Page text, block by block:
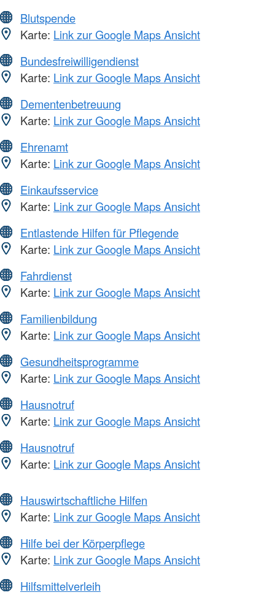
Blutspende
Karte: Link zur Google Maps Ansicht
Bundesfreiwilligendienst
Karte: Link zur Google Maps Ansicht
Dementenbetreuung
Karte: Link zur Google Maps Ansicht
Ehrenamt
Karte: Link zur Google Maps Ansicht
Einkaufsservice
Karte: Link zur Google Maps Ansicht
Entlastende Hilfen für Pflegende
Karte: Link zur Google Maps Ansicht
Fahrdienst
Karte: Link zur Google Maps Ansicht
Familienbildung
Karte: Link zur Google Maps Ansicht
Gesundheitsprogramme
Karte: Link zur Google Maps Ansicht
Hausnotruf
Karte: Link zur Google Maps Ansicht
Hausnotruf
Karte: Link zur Google Maps Ansicht
Hauswirtschaftliche Hilfen
Karte: Link zur Google Maps Ansicht
Hilfe bei der Körperpflege
Karte: Link zur Google Maps Ansicht
Hilfsmittelverleih